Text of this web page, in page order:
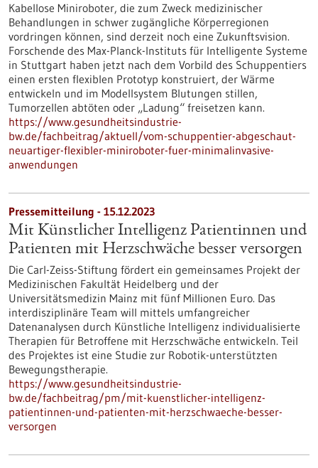
Kabellose Miniroboter, die zum Zweck medizinischer
Behandlungen in schwer zugängliche Körperregionen
vordringen können, sind derzeit noch eine Zukunftsvision.
Forschende des Max-Planck-Instituts für Intelligente Systeme
in Stuttgart haben jetzt nach dem Vorbild des Schuppentiers
einen ersten flexiblen Prototyp konstruiert, der Wärme
entwickeln und im Modellsystem Blutungen stillen,
Tumorzellen abtöten oder „Ladung“ freisetzen kann.
https://www.gesundheitsindustrie-
bw.de/fachbeitrag/aktuell/vom-schuppentier-abgeschaut-
neuartiger-flexibler-miniroboter-fuer-minimalinvasive-
anwendungen
Pressemitteilung - 15.12.2023
Mit Künstlicher Intelligenz Patientinnen und
Patienten mit Herzschwäche besser versorgen
Die Carl-Zeiss-Stiftung fördert ein gemeinsames Projekt der
Medizinischen Fakultät Heidelberg und der
Universitätsmedizin Mainz mit fünf Millionen Euro. Das
interdisziplinäre Team will mittels umfangreicher
Datenanalysen durch Künstliche Intelligenz individualisierte
Therapien für Betroffene mit Herzschwäche entwickeln.​ Teil
des Projektes ist eine Studie zur Robotik-unterstützten
Bewegungstherapie.
https://www.gesundheitsindustrie-
bw.de/fachbeitrag/pm/mit-kuenstlicher-intelligenz-
patientinnen-und-patienten-mit-herzschwaeche-besser-
versorgen